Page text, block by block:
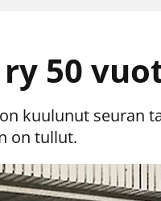
50
kuulunut seuran
on tullut.